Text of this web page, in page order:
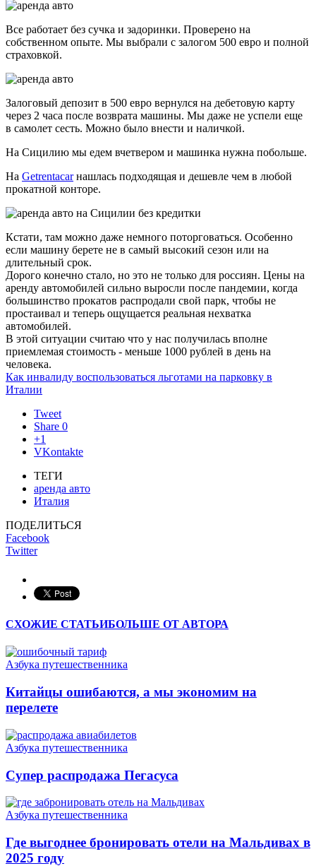
Все работает без сучка и задоринки. Проверено на
собственном опыте. Мы выбрали с залогом 500 евро и полной
страховкой.
Залоговый депозит в 500 евро вернулся на дебетовую карту
через 2 часа после возврата машины. Мы даже не успели еще
в самолет сесть. Можно было внести и наличкой.
На Сицилию мы едем вчетвером и машинка нужна побольше.
На Getrentacarнашлась подходящая и дешевле чем в любой
прокатной конторе.
Кстати, там можно даже немного поторговаться. Особенно
если машину берете не в самый высокий сезон или на
длительный срок.
Дорого конечно стало, но это не только для россиян. Цены на
аренду автомобилей сильно выросли после пандемии, когда
большинство прокатов распродали свой парк, чтобы не
простаивал и теперь ощущается реальная нехватка
автомобилей.
В этой ситуации считаю что у нас получилась вполне
приемлемая стоимость - меньше 1000 рублей в день на
человека.
Как инвалиду воспользоваться льготами на парковку в
Италии
Tweet
Share 0
+1
VKontakte
ТЕГИ
аренда авто
Италия
ПОДЕЛИТЬСЯ
Facebook
Twitter
СХОЖИЕ СТАТЬИБОЛЬШЕ ОТ АВТОРА
Азбука путешественника
Китайцы ошибаются, а мы экономим на
перелете
Азбука путешественника
Супер распродажа Пегасуса
Азбука путешественника
Где выгоднее бронировать отели на Мальдивах в
2025 году